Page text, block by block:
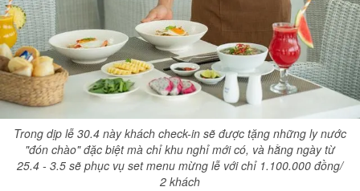
Trong dịp lễ 30.4 này khách check-in sẽ được tặng những ly nước
"đón chào" đặc biệt mà chỉ khu nghỉ mới có, và hằng ngày từ
25.4 - 3.5 sẽ phục vụ set menu mừng lễ với chỉ 1.100.000 đồng/
2 khách